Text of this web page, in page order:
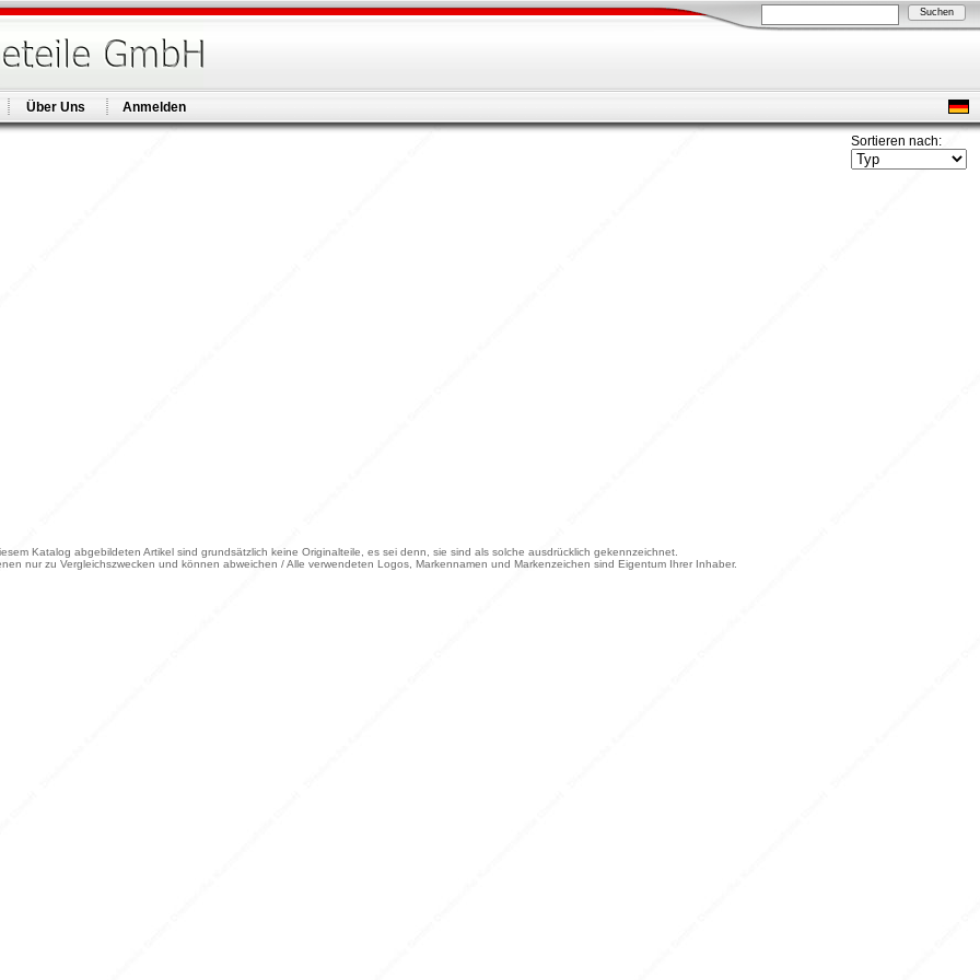
Über Uns Anmelden
Sortieren nach:
Katalog abgebildeten Artikel sind grundsätzlich keine Originalteile, es sei denn, sie sind als solche ausdrücklich gekennzeichnet.
nur zu Vergleichszwecken und können abweichen / Alle verwendeten Logos, Markennamen und Markenzeichen sind Eigentum Ihrer Inhaber.